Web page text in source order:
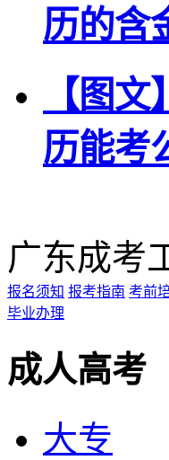
历的含
【图
历能考
广东成考
报名须知 报考指南 考前培
毕业办理
成人高考
大专